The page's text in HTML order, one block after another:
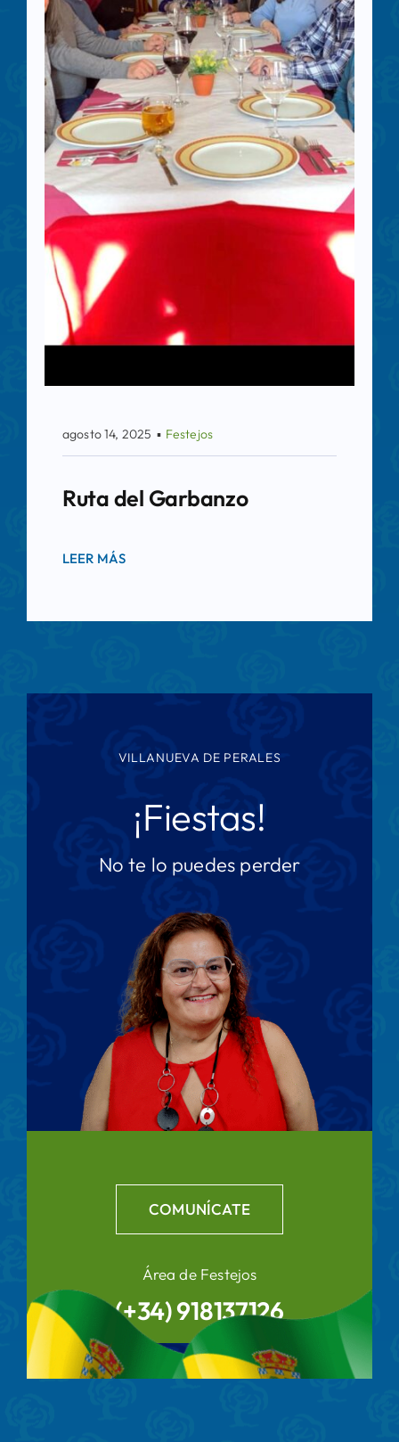
agosto 14, 2025 ▪ Festejos
Ruta del Garbanzo
LEER MÁS
VILLANUEVA DE PERALES
¡Fiestas!
No te lo puedes perder
COMUNÍCATE
Área de Festejos
(+34) 918137126